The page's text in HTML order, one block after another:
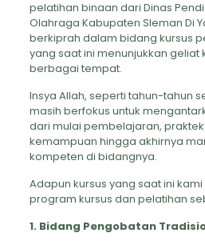
pelatihan binaan dari Dinas
Olahraga Kabupaten Sleman Di
berkiprah dalam bidang kursus
yang saat ini menunjukkan geliat
berbagai tempat.
Insya Allah, seperti tahun-tahun
masih berfokus untuk
dari mulai pembelajaran,
kemampuan hingga akhirnya
kompeten di bidangnya.
Adapun kursus yang saat ini
program kursus dan pelatihan
1. Bidang Pengobatan